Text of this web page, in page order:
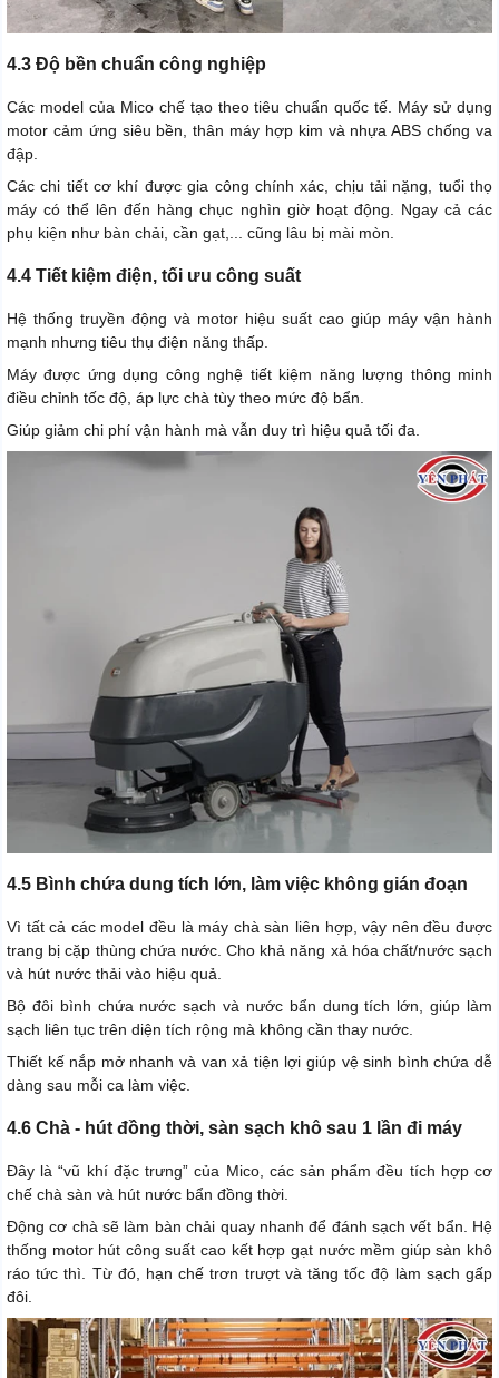
4.3 Độ bền chuẩn công nghiệp
Các model của Mico chế tạo theo tiêu chuẩn quốc tế. Máy sử dụng
motor cảm ứng siêu bền, thân máy hợp kim và nhựa ABS chống va
đập.
Các chi tiết cơ khí được gia công chính xác, chịu tải nặng, tuổi thọ
máy có thể lên đến hàng chục nghìn giờ hoạt động. Ngay cả các
phụ kiện như bàn chải, cần gạt,... cũng lâu bị mài mòn.
4.4 Tiết kiệm điện, tối ưu công suất
Hệ thống truyền động và motor hiệu suất cao giúp máy vận hành
mạnh nhưng tiêu thụ điện năng thấp.
Máy được ứng dụng công nghệ tiết kiệm năng lượng thông minh
điều chỉnh tốc độ, áp lực chà tùy theo mức độ bẩn.
Giúp giảm chi phí vận hành mà vẫn duy trì hiệu quả tối đa.
4.5 Bình chứa dung tích lớn, làm việc không gián đoạn
Vì tất cả các model đều là máy chà sàn liên hợp, vậy nên đều được
trang bị cặp thùng chứa nước. Cho khả năng xả hóa chất/nước sạch
và hút nước thải vào hiệu quả.
Bộ đôi bình chứa nước sạch và nước bẩn dung tích lớn, giúp làm
sạch liên tục trên diện tích rộng mà không cần thay nước.
Thiết kế nắp mở nhanh và van xả tiện lợi giúp vệ sinh bình chứa dễ
dàng sau mỗi ca làm việc.
4.6 Chà - hút đồng thời, sàn sạch khô sau 1 lần đi máy
Đây là “vũ khí đặc trưng” của Mico, các sản phẩm đều tích hợp cơ
chế chà sàn và hút nước bẩn đồng thời.
Động cơ chà sẽ làm bàn chải quay nhanh để đánh sạch vết bẩn. Hệ
thống motor hút công suất cao kết hợp gạt nước mềm giúp sàn khô
ráo tức thì. Từ đó, hạn chế trơn trượt và tăng tốc độ làm sạch gấp
đôi.